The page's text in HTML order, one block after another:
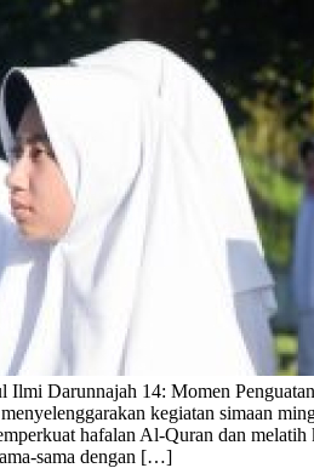
Ilmi Darunnajah 14: Momen
kegiatan simaan
hafalan Al-Quran dan
sama dengan […]